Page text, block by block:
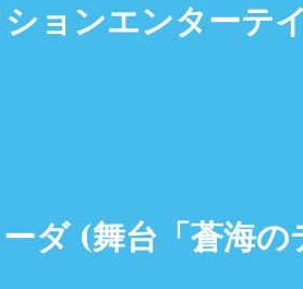
ョンエンターテ
ダ (舞台「蒼海